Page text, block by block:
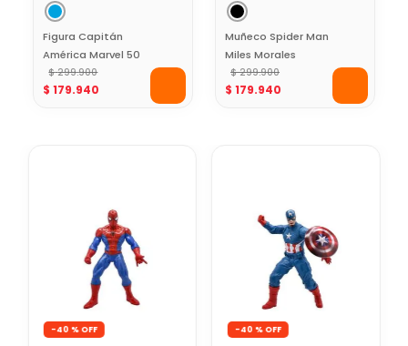
Figura Capitán
América Marvel 50
Cms
$ 299.900
$ 179.940
Muñeco Spider Man
Miles Morales
Marvel 50 cm
$ 299.900
$ 179.940
-40 % -40 %